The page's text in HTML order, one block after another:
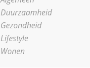
Duurzaamheid
Gezondheid
Lifestyle
Wonen